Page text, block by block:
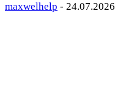
maxwelhelp - 24.07.2026